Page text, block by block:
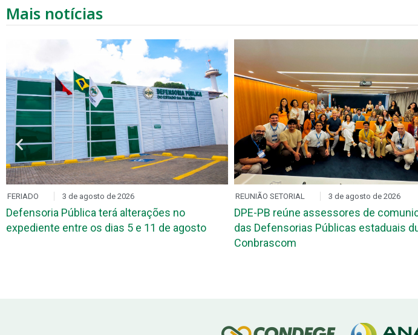
Mais notícias
FERIADO 3 de agosto de 2026
Defensoria Pública terá alterações no
expediente entre os dias 5 e 11 de agosto
REUNIÃO SETORIAL 3 de agosto de 2026
DPE-PB reúne assessores de
das Defensorias Públicas estaduais
Conbrascom